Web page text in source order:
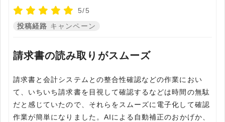
5/5
投稿経路 キャンペーン
請求書の読み取りがスムーズ
請求書と会計システムとの整合性確認などの作業におい
て、いちいち請求書を目視して確認するなどは時間の無駄
だと感じていたので、それらをスムーズに電子化して確認
作業が簡単になりました。AIによる自動補正のおかげか、